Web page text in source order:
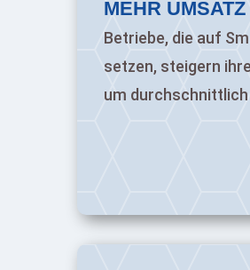
MEHR UMSATZ
Betriebe, die auf
setzen, steigern
um durchschnittlich